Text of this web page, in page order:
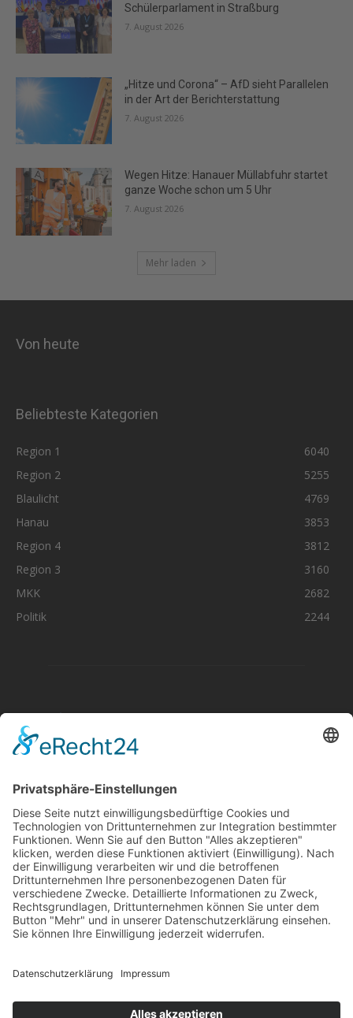
Schülerparlament in Straßburg
7. August 2026
„Hitze und Corona“ – AfD sieht Parallelen
in der Art der Berichterstattung
7. August 2026
Wegen Hitze: Hanauer Müllabfuhr startet
ganze Woche schon um 5 Uhr
7. August 2026
Mehr laden
Von heute
Beliebteste Kategorien
Region 1
6040
Region 2
5255
Blaulicht
4769
Hanau
3853
Region 4
3812
Region 3
3160
MKK
2682
Politik
2244
Aktuelle Nachrichten aus dem MKK-Kreis.
Kontaktiere uns:team@mkk-echo.de
JetztBericht einreichen
Folge uns auf SocialMedia